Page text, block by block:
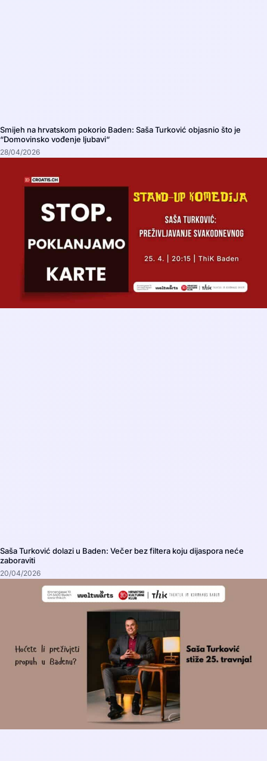
Smijeh na hrvatskom pokorio Baden: Saša Turković objasnio što je
“Domovinsko vođenje ljubavi“
28/04/2026
Saša Turković dolazi u Baden: Večer bez filtera koju dijaspora neće
zaboraviti
20/04/2026